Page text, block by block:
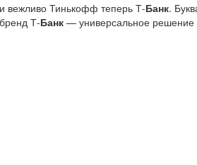
вежливо Тинькофф теперь Т-Банк.
Т‑Банк — универсальное решение